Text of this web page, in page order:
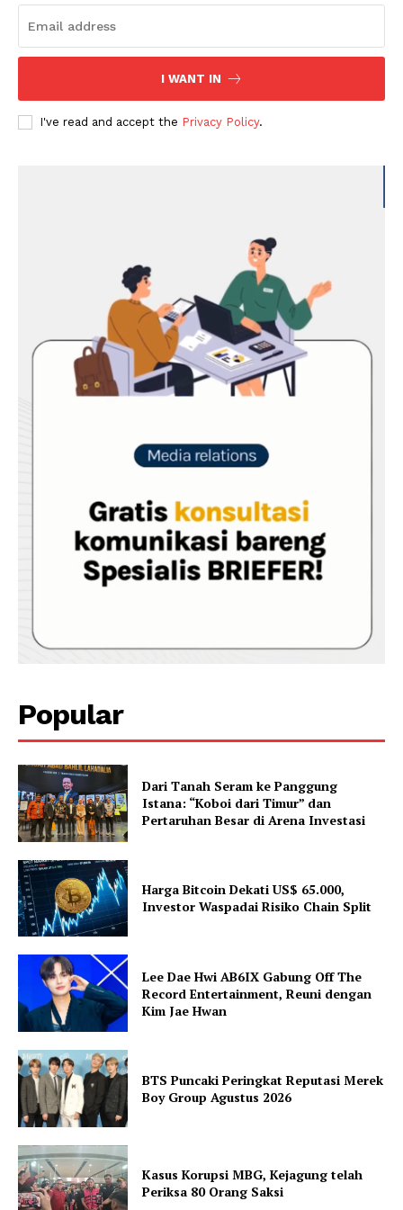
I WANT IN
I've read and accept the Privacy Policy.
Popular
Dari Tanah Seram ke Panggung
Istana: “Koboi dari Timur” dan
Pertaruhan Besar di Arena Investasi
Harga Bitcoin Dekati US$ 65.000,
Investor Waspadai Risiko Chain Split
Lee Dae Hwi AB6IX Gabung Off The
Record Entertainment, Reuni dengan
Kim Jae Hwan
BTS Puncaki Peringkat Reputasi Merek
Boy Group Agustus 2026
Kasus Korupsi MBG, Kejagung telah
Periksa 80 Orang Saksi